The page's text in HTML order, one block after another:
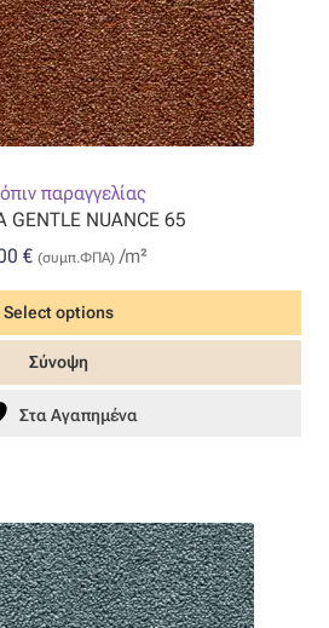
παραγγελίας
NUANCE 65
€ (συμπ.ΦΠΑ)/m²
Select options
Σύνοψη
Στα Αγαπημένα